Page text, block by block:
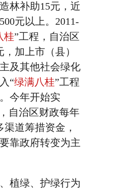
林补助15元，近
元以上。2011-
桂”工程，自治区
加上市（县）
及其他社会绿化
“绿满八桂”工程
今年开始实
自治区财政每年
道筹措资金，
靠政府转变为主
绿、护绿行为